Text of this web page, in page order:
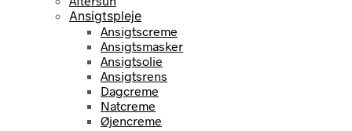
Ansigtspleje
Ansigtscreme
Ansigtsmasker
Ansigtsolie
Ansigtsrens
Dagcreme
Natcreme
Øjencreme